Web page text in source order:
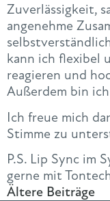
Zuverlässigkeit,
angenehme
kann ich flexibel
reagieren und
Außerdem bin
Ich freue mich
Stimme zu
P.S. Lip Sync im
gerne mit
Ältere Beiträge